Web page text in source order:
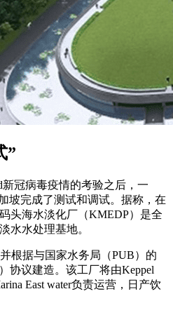
”
冠病毒疫情的考验之后，一
坡完成了测试和调试。据称，在
头海水淡化厂（KMEDP）是全
水水处理基地。
根据与国家水务局（PUB）的
协议建造。该工厂将由Keppel
East water负责运营，日产饮